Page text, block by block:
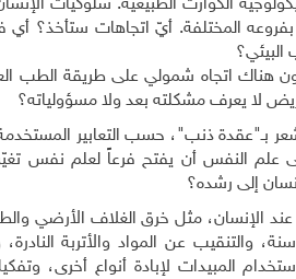
الكوارث الطبيعية. سلوكيات
بفروعه المختلفة. أيّ اتجاهات ستأخذ؟
البيئي؟
هناك اتجاه شمولي على طريقة الطب
لا يعرف مشكلته بعد ولا مسؤولياته؟
بـ"عقدة ذنب"، حسب التعابير
علم النفس أن يفتح فرعاً لعلم نفس
إلى رشده؟
الإنسان، مثل خرق الغلاف الأرضي
والتنقيب عن المواد والأتربة
المبيدات لإبادة أنواع أخرى،